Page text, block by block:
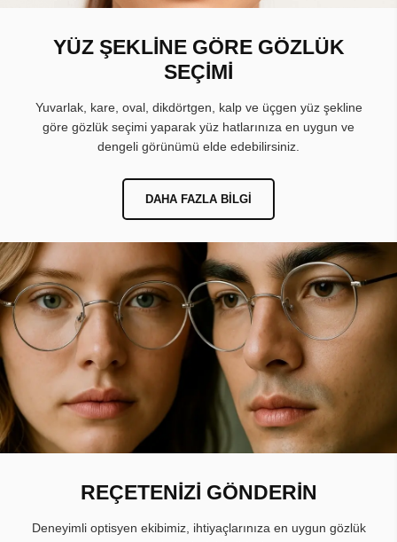
YÜZ ŞEKLİNE GÖRE GÖZLÜK
SEÇİMİ
Yuvarlak, kare, oval, dikdörtgen, kalp ve üçgen yüz şekline
göre gözlük seçimi yaparak yüz hatlarınıza en uygun ve
dengeli görünümü elde edebilirsiniz.
DAHA FAZLA BILGI
REÇETENİZİ GÖNDERİN
Deneyimli optisyen ekibimiz, ihtiyaçlarınıza en uygun gözlük